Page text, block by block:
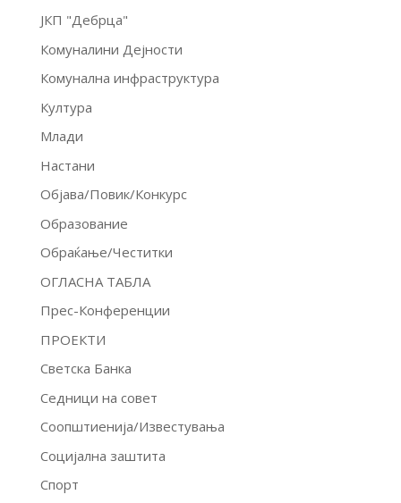
ЈКП "Дебрца"
Комуналини Дејности
Комунална инфраструктура
Култура
Млади
Настани
Објава/Повик/Конкурс
Образование
Обраќање/Честитки
ОГЛАСНА ТАБЛА
Прес-Конференции
ПРОЕКТИ
Светска Банка
Седници на совет
Соопштиенија/Известувања
Социјална заштита
Спорт